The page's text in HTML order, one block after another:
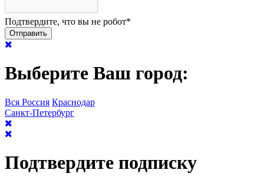
Подтвердите, что вы не робот*
Выберите Ваш город:
Вся Россия Краснодар
Санкт-Петербург
Подтвердите подписку